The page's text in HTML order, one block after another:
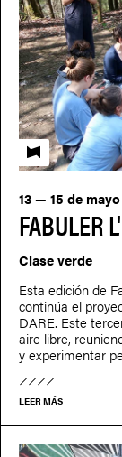
FABULER
13 — 15 de
Fabuler
Clase verde
Esta edición de
continúa el
DARE. Este
aire libre,
y experimentar
LEER MÁS